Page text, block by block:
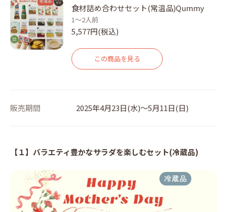
食材詰め合わせセット(常温品)Qummy
1～2人前
5,577円(税込)
この商品を見る
販売期間 2025年4月23日(水)～5月11日(日)
【１】バラエティ豊かなサラダを楽しむセット(冷蔵品)